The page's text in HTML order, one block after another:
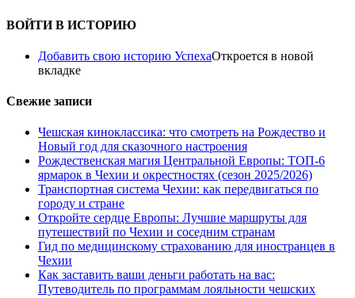
ВОЙТИ В ИСТОРИЮ
Добавить свою историю УспехаОткроется в новой
вкладке
Свежие записи
Чешская киноклассика: что смотреть на Рождество и
Новый год для сказочного настроения
Рождественская магия Центральной Европы: ТОП-6
ярмарок в Чехии и окрестностях (сезон 2025/2026)
Транспортная система Чехии: как передвигаться по
городу и стране
Откройте сердце Европы: Лучшие маршруты для
путешествий по Чехии и соседним странам
Гид по медицинскому страхованию для иностранцев в
Чехии
Как заставить ваши деньги работать на вас:
Путеводитель по программам лояльности чешских